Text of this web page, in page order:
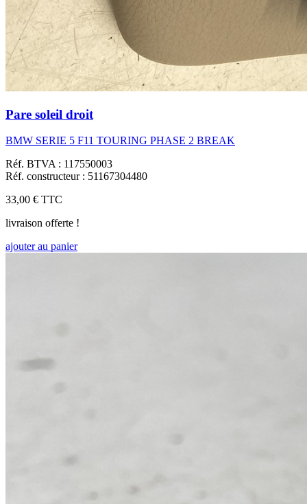
Pare soleil droit
BMW SERIE 5 F11 TOURING PHASE 2 BREAK
Réf. BTVA : 117550003
Réf. constructeur : 51167304480
33,00 € TTC
livraison offerte !
ajouter au panier